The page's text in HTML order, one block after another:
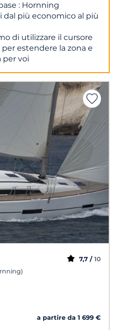
: Hornning
dal più economico al più
di utilizzare il cursore
estendere la zona e
per voi
7,7 / 10
a partire da 1 699 €